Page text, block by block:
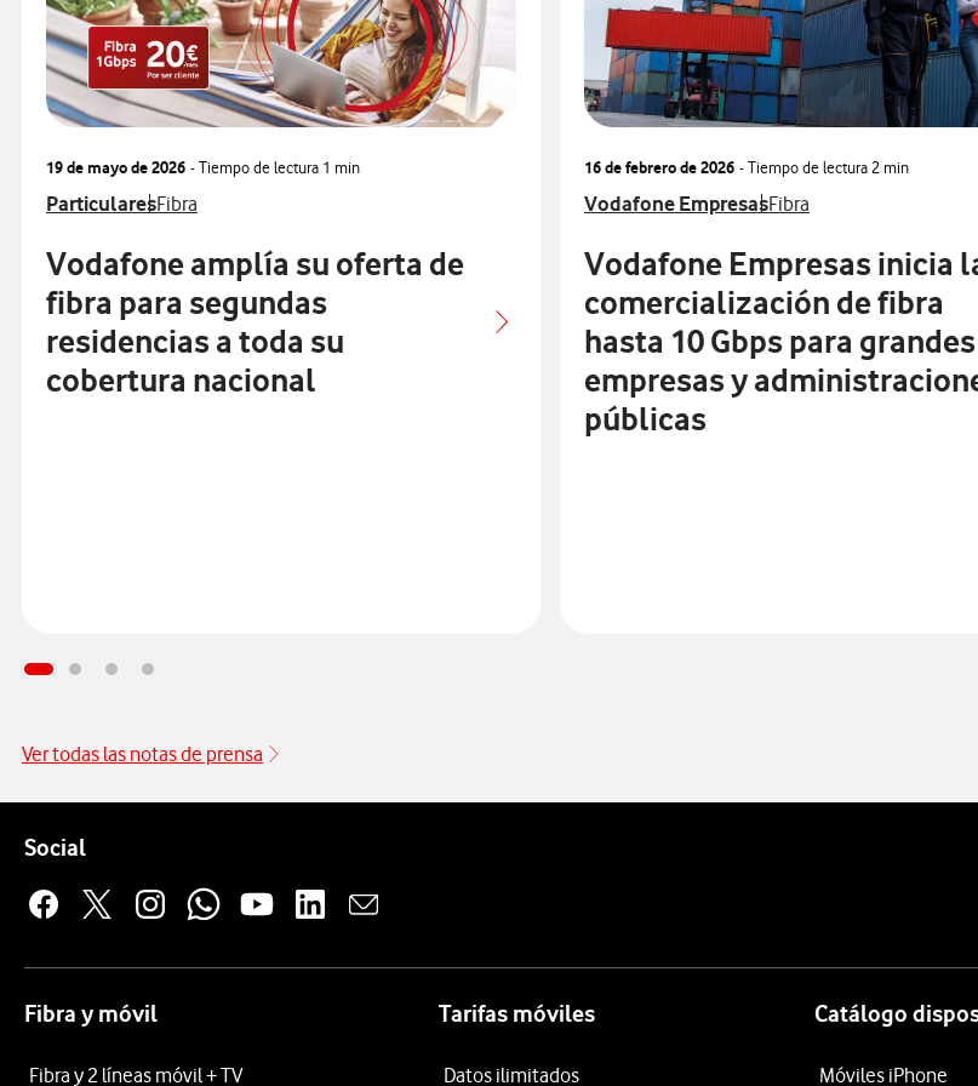
19 de mayo de 2026 - Tiempo de lectura 1 min
Ver más notas de prensa relacionados con
ParticularesVer más notas de prensa relacionados con
Fibra
Vodafone amplía su oferta de
fibra para segundas
residencias a toda su
cobertura nacional
16 de febrero de 2026 - Tiempo de lectura2 min
Ver más notas de prensa relacionados con
Vodafone EmpresasVer más notas de
Fibra
Vodafone Empresas inicia
comercialización de fibra
hasta 10 Gbps para grandes
empresas y
públicas
Ver todas las notas de prensa
Social
Fibra y móvil
Fibra y 2 líneas móvil + TV
Tarifas móviles
Datos ilimitados
Catálogo
Móviles iPhone